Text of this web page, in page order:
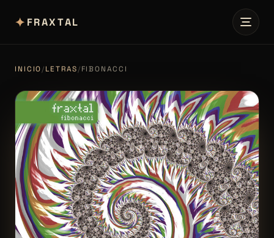
✦ FRAXTAL
INICIO / LETRAS / FIBONACCI